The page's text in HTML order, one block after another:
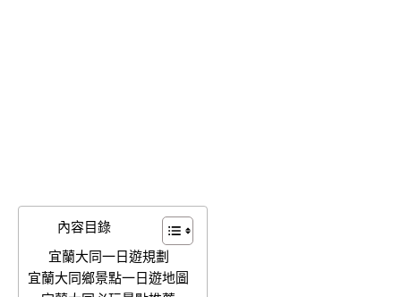
內容目錄
宜蘭大同一日遊規劃
宜蘭大同鄉景點一日遊地圖